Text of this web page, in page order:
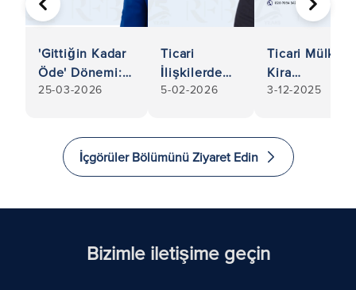
'Gittiğin Kadar
Öde' Dönemi:
Kiracı İflasında
Yol Almak
25-03-2026
Ticari
İlişkilerde
Dolandırıcılık
veya
Tedarikçiniz
Kişi Değilse
5-02-2026
Ticari Mülkler:
Kira
Sözleşmesi
1954
Kapsamında
İçin Ev
3-12-2025
ÖNCEKI
İçgörüler Bölümünü Ziyaret Edin
Bizimle iletişime geçin